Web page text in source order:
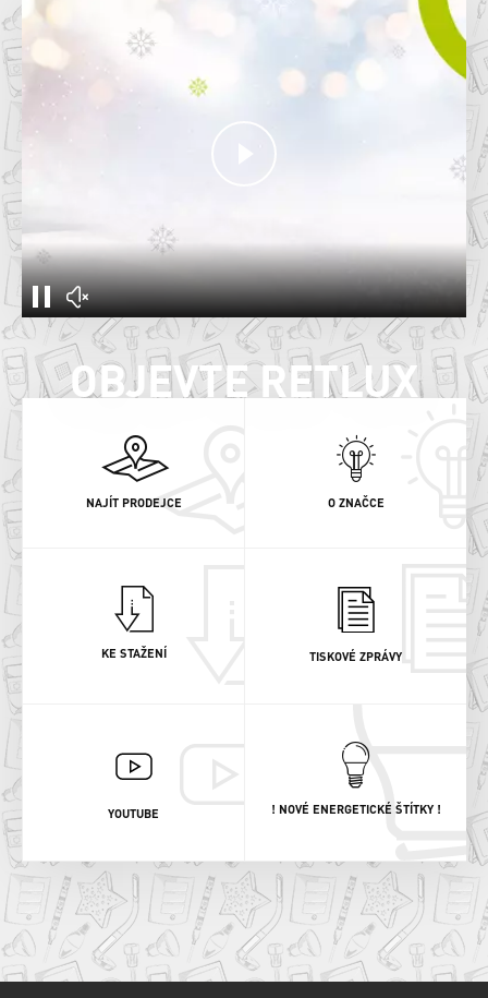
OBJEVTE RETLUX
NAJÍT PRODEJCE O ZNAČCE
KE STAŽENÍ TISKOVÉ ZPRÁVY
YOUTUBE ! NOVÉ ENERGETICKÉ ŠTÍTKY !